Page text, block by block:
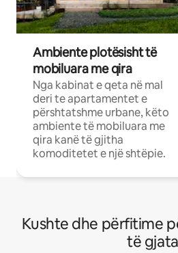
Ambiente plotësisht të
mobiluara me qira
Nga kabinat e qeta në mal
deri te apartamentet e
përshtatshme urbane, këto
ambiente të mobiluara me
qira kanë të gjitha
komoditetet e një shtëpie.
Kushte dhe përfitime
të gjata